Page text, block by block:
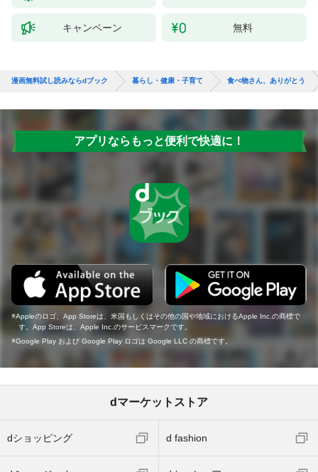
キャンペーン 無料
漫画無料試し読みならdブック 暮らし・健康・子育て 食べ物さん、ありがとう
アプリならもっと便利で快適に！
Appleのロゴ、App Storeは、米国もしくはその他の国や地域におけるApple Inc.の商標で
す。App Storeは、Apple Inc.のサービスマークです。
Google Play および Google Play ロゴは Google LLC の商標です。
dマーケットストア
dショッピング d fashion